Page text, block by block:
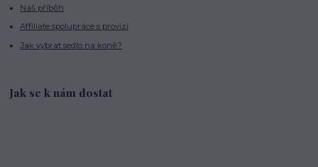
Náš příběh
Affiliate spolupráce s provizí
Jak vybrat sedlo na koně?
Jak se k nám dostat